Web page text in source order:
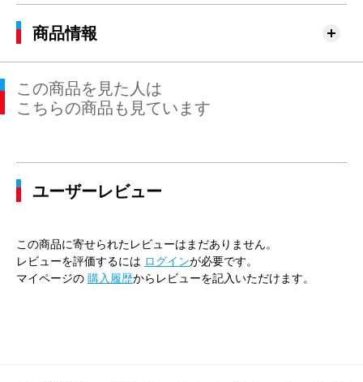
商品情報
この商品を見た人は
こちらの商品も見ています
ユーザーレビュー
この商品に寄せられたレビューはまだありません。
レビューを評価するには ログインが必要です。
マイページの 購入履歴からレビューを記入いただけます。